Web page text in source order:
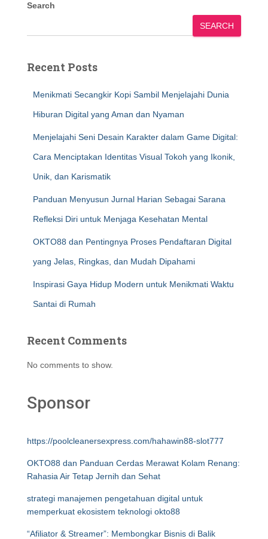
Search
SEARCH
Recent Posts
Menikmati Secangkir Kopi Sambil Menjelajahi Dunia
Hiburan Digital yang Aman dan Nyaman
Menjelajahi Seni Desain Karakter dalam Game Digital:
Cara Menciptakan Identitas Visual Tokoh yang Ikonik,
Unik, dan Karismatik
Panduan Menyusun Jurnal Harian Sebagai Sarana
Refleksi Diri untuk Menjaga Kesehatan Mental
OKTO88 dan Pentingnya Proses Pendaftaran Digital
yang Jelas, Ringkas, dan Mudah Dipahami
Inspirasi Gaya Hidup Modern untuk Menikmati Waktu
Santai di Rumah
Recent Comments
No comments to show.
Sponsor
https://poolcleanersexpress.com/hahawin88-slot777
OKTO88 dan Panduan Cerdas Merawat Kolam Renang:
Rahasia Air Tetap Jernih dan Sehat
strategi manajemen pengetahuan digital untuk
memperkuat ekosistem teknologi okto88
“Afiliator & Streamer”: Membongkar Bisnis di Balik